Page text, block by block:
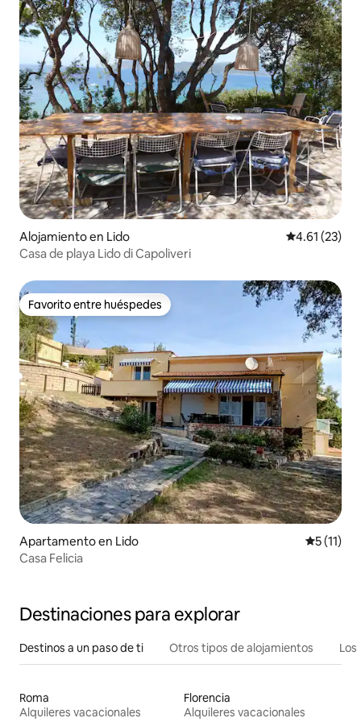
Alojamiento en Lido Calificación
4.61 (23)
Casa de playa Lido di Capoliveri
Favorito entre huéspedes
Favorito entre huéspedes
Apartamento en Lido
5 (11)
Casa Felicia
Destinaciones para explorar
Destinos a un paso de ti Otros tipos de alojamientos
Roma
Alquileres vacacionales
Florencia
Alquileres vacacionales